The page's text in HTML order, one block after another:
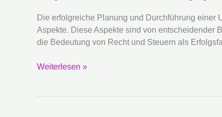
Die erfolgreiche Planung und Durchführung einer
Aspekte. Diese Aspekte sind von entscheidender
die Bedeutung von Recht und Steuern als
Wie
rechtliche
Aspekte
den
der
Weiterlesen »